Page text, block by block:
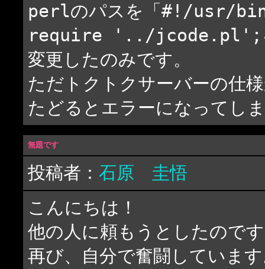
perlのパスを「#!/usr/
require '../jcode.pl';
変更したのみです。
ただトクトクサーバーの仕
たどるとエラーになってし
無題です
投稿者： 石原 圭悟
こんにちは！
他の人に頼もうとしたので
再び、自分で奮闘していま